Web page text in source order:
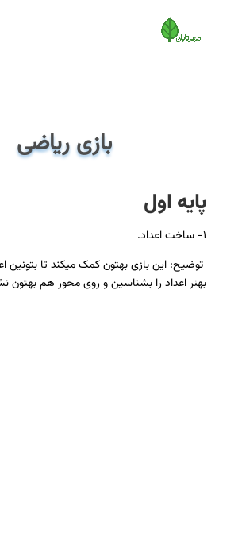
بازی ریاضی
پایه اول
۱- ساخت اعداد.
توضیح: این بازی بهتون کمک میکند تا بتونین
بهتر اعداد را بشناسین و روی محور هم بهتون